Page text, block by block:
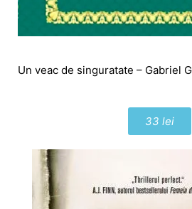
Un veac de singuratate – Gabriel
33 lei